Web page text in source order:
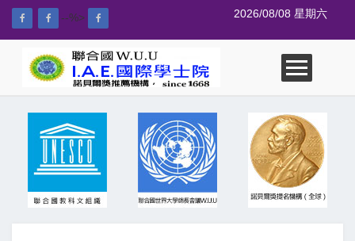
--%> 2026/08/08 星期六